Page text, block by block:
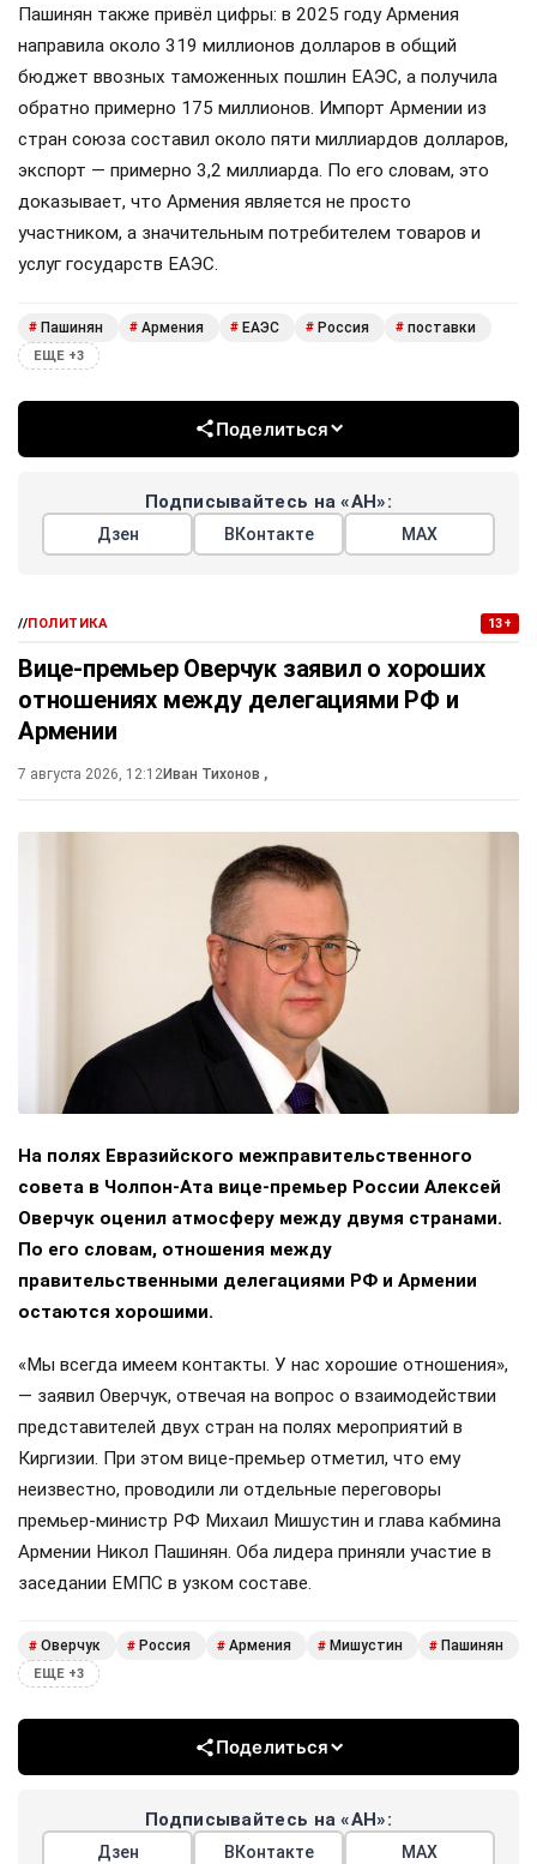
Пашинян также привёл цифры: в 2025 году Армения
направила около 319 миллионов долларов в общий
бюджет ввозных таможенных пошлин ЕАЭС, а получила
обратно примерно 175 миллионов. Импорт Армении из
стран союза составил около пяти миллиардов долларов,
экспорт — примерно 3,2 миллиарда. По его словам, это
доказывает, что Армения является не просто
участником, а значительным потребителем товаров и
услуг государств ЕАЭС.
# Пашинян # Армения # ЕАЭС # Россия # поставки
ЕЩЕ +3
Поделиться
Подписывайтесь на «АН»:
Дзен ВКонтакте МАХ
//ПОЛИТИКА 13+
Вице-премьер Оверчук заявил о хороших
отношениях между делегациями РФ и
Армении
7 августа 2026, 12:12Иван Тихонов ,
На полях Евразийского межправительственного
совета в Чолпон-Ата вице-премьер России Алексей
Оверчук оценил атмосферу между двумя странами.
По его словам, отношения между
правительственными делегациями РФ и Армении
остаются хорошими.
«Мы всегда имеем контакты. У нас хорошие отношения»,
— заявил Оверчук, отвечая на вопрос о взаимодействии
представителей двух стран на полях мероприятий в
Киргизии. При этом вице-премьер отметил, что ему
неизвестно, проводили ли отдельные переговоры
премьер-министр РФ Михаил Мишустин и глава кабмина
Армении Никол Пашинян. Оба лидера приняли участие в
заседании ЕМПС в узком составе.
# Оверчук # Россия # Армения # Мишустин # Пашинян
ЕЩЕ +3
Поделиться
Подписывайтесь на «АН»:
Дзен ВКонтакте МАХ